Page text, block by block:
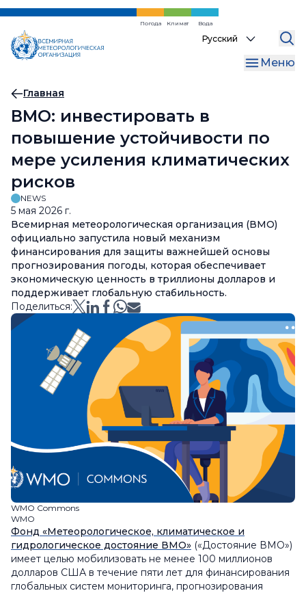
Перейти
основному
содержанию
Погода Климат Вода
Select
language
Меню
Хлебная
крошка
Главная
ВМО: инвестировать в
повышение устойчивости по
мере усиления климатических
рисков
NEWS
5 мая 2026 г.
Всемирная метеорологическая организация (ВМО)
официально запустила новый механизм
финансирования для защиты важнейшей основы
прогнозирования погоды, которая обеспечивает
экономическую ценность в триллионы долларов и
поддерживает глобальную стабильность.
Поделиться:
WMO Commons
WMO
Фонд «Метеорологическое, климатическое и
гидрологическое достояние ВМО» («Достояние ВМО»)
имеет целью мобилизовать не менее 100 миллионов
долларов США в течение пяти лет для финансирования
глобальных систем мониторинга, прогнозирования